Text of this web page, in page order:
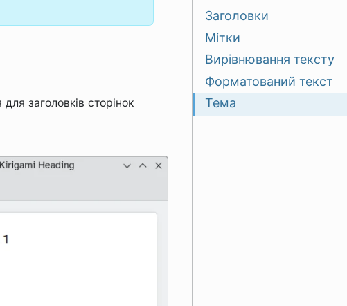
Заголовки
Мітки
Вирівнювання тексту
Форматований текст
Тема
заголовків сторінок